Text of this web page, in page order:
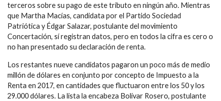
terceros sobre su pago de este tributo en ningún año. Mientras
que Martha Macías, candidata por el Partido Sociedad
Patriótica y Édgar Salazar, postulante del movimiento
Concertación, sí registran datos, pero en todos la cifra es cero o
no han presentado su declaración de renta.
Los restantes nueve candidatos pagaron un poco más de medio
millón de dólares en conjunto por concepto de Impuesto a la
Renta en 2017, en cantidades que fluctuaron entre los 50 y los
29.000 dólares. La lista la encabeza Bolívar Rosero, postulante